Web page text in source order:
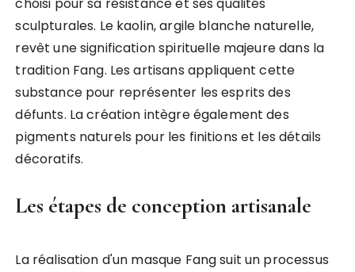
choisi pour sa résistance et ses qualités
sculpturales. Le kaolin, argile blanche naturelle,
revêt une signification spirituelle majeure dans la
tradition Fang. Les artisans appliquent cette
substance pour représenter les esprits des
défunts. La création intègre également des
pigments naturels pour les finitions et les détails
décoratifs.
Les étapes de conception artisanale
La réalisation d'un masque Fang suit un processus